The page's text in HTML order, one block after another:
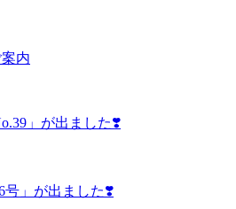
内
」が出ました❣️
号」が出ました❣️